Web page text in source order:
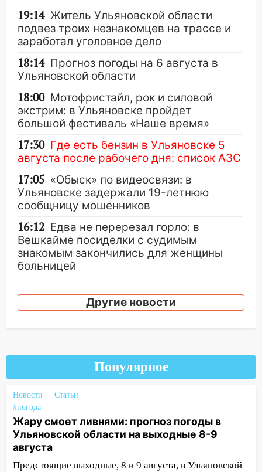
19:14 Житель Ульяновской области
подвез троих незнакомцев на трассе и
заработал уголовное дело
18:14 Прогноз погоды на 6 августа в
Ульяновской области
18:00 Мотофристайл, рок и силовой
экстрим: в Ульяновске пройдет
большой фестиваль «Наше время»
17:30 Где есть бензин в Ульяновске 5
августа после рабочего дня: список АЗС
17:05 «Обыск» по видеосвязи: в
Ульяновске задержали 19-летнюю
сообщницу мошенников
16:12 Едва не перерезал горло: в
Вешкайме посиделки с судимым
знакомым закончились для женщины
больницей
перевернулась на мопеде и попала в
больницу
покровительство
15:32 На «кольце» кроссовер сбил 18-
летнего мопедиста
15:00
В Ульяновске после тройного ДТП
госпитализировали 25-летнего байкера
14:32 На Ульяновскую область
надвигается жара
Другие новости
Популярное
Новости
Статьи
#погода
Жару смоет ливнями: прогноз погоды в
Ульяновской области на выходные 8-9
августа
Предстоящие выходные, 8 и 9 августа, в Ульяновской